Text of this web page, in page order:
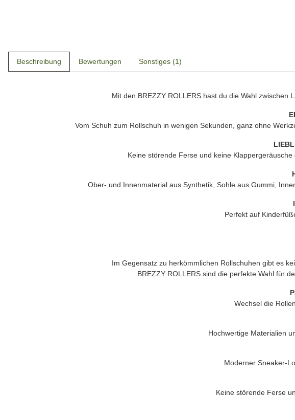
Beschreibung Bewertungen Sonstiges (1)
Mit den BREZZY ROLLERShast du die Wahl zwischen
Vom Schuh zum Rollschuh in wenigen Sekunden, ganz ohne
Keine störende Ferse und keine
Ober- und Innenmaterial aus Synthetik, Sohle aus Gummi,
Perfekt auf
Im Gegensatz zu herkömmlichen Rollschuhen gibt es
BREZZY ROLLERS sind die perfekte Wahl für
Wechsel die
Hochwertige Materialien
Moderner Sneaker-
Keine störende Ferse